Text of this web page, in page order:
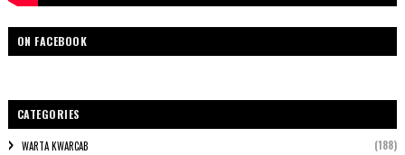
ON FACEBOOK
CATEGORIES
WARTA KWARCAB (188)